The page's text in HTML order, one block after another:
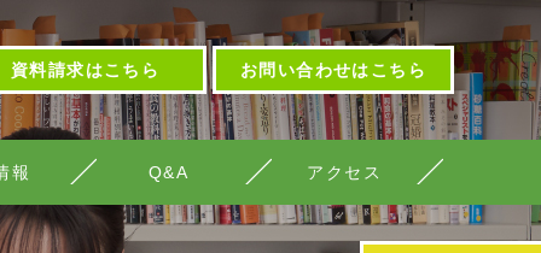
資料請求はこちら お問い合わせはこちら
報 Q&A アクセス